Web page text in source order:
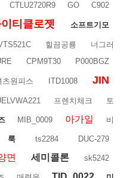
CTLU2720R9 GO C902
티클로젯 소프트기모
힐끔공룡
너그러
CPM9T30 P000BGZ
츠원피스 ITD1008 JIN
프렌치체크 토
MIB_0009 아가일 비
룩 ts2284 DUC-279
면 세미콜론 sk5242